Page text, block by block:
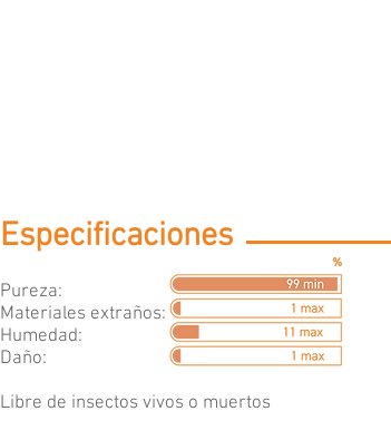
Especificaciones
Pureza:
Materiales extraños:
Humedad:
Daño:
Libre de insectos vivos o muertos